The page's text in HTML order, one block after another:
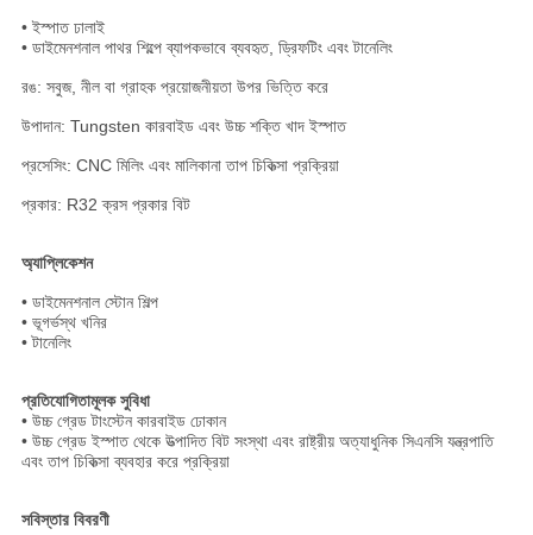
• ইস্পাত ঢালাই
• ডাইমেনশনাল পাথর শিল্পে ব্যাপকভাবে ব্যবহৃত, ড্রিফটিং এবং টানেলিং
রঙ: সবুজ, নীল বা গ্রাহক প্রয়োজনীয়তা উপর ভিত্তি করে
উপাদান: Tungsten কারবাইড এবং উচ্চ শক্তি খাদ ইস্পাত
প্রসেসিং: CNC মিলিং এবং মালিকানা তাপ চিকিত্সা প্রক্রিয়া
প্রকার: R32 ক্রস প্রকার বিট
অ্যাপ্লিকেশন
• ডাইমেনশনাল স্টোন শিল্প
• ভূগর্ভস্থ খনির
• টানেলিং
প্রতিযোগিতামূলক সুবিধা
• উচ্চ গ্রেড টাংস্টেন কারবাইড ঢোকান
• উচ্চ গ্রেড ইস্পাত থেকে উত্পাদিত বিট সংস্থা এবং রাষ্ট্রীয় অত্যাধুনিক সিএনসি যন্ত্রপাতি
এবং তাপ চিকিত্সা ব্যবহার করে প্রক্রিয়া
সবিস্তার বিবরণী